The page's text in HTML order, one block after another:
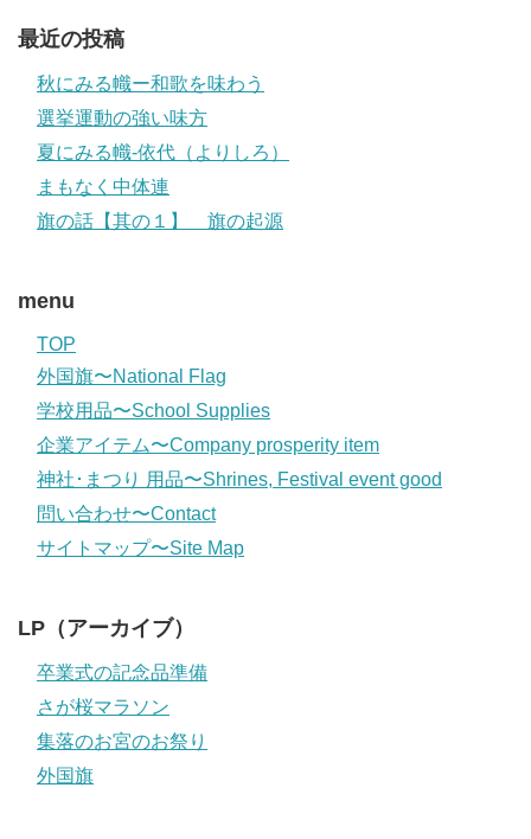
最近の投稿
秋にみる幟ー和歌を味わう
選挙運動の強い味方
夏にみる幟-依代（よりしろ）
まもなく中体連
旗の話【其の１】 旗の起源
menu
TOP
外国旗〜National Flag
学校用品〜School Supplies
企業アイテム〜Company prosperity item
神社･まつり 用品〜Shrines, Festival event good
問い合わせ〜Contact
サイトマップ〜Site Map
LP（アーカイブ）
卒業式の記念品準備
さが桜マラソン
集落のお宮のお祭り
外国旗